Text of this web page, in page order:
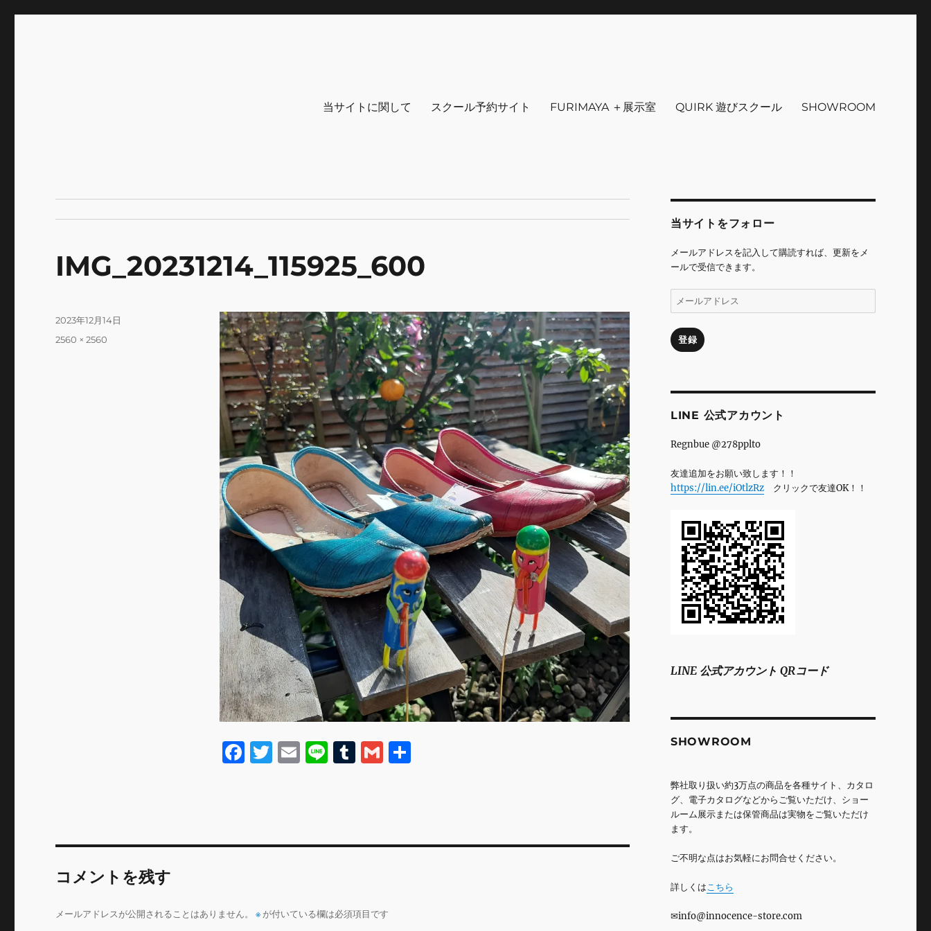
当サイトに関して スクール予約サイト FURIMAYA ＋展示室 QUIRK 遊びスクール SHOWROOM
IMG_20231214_115925_600
F
b
k
T
r
E Li T
r
G 共
投
2023年12月14日
フ
2560 × 2560
コメントを残す
メールアドレスが公開されることはありません。 ※ が付いている欄は必須項目です
当サイトをフォロー
メールアドレスを記入して購読すれば、更新をメ
ールで受信できます。
ー
ア
ド
登録
LINE 公式アカウント
Regnbue @278pplto
友達追加をお願い致します！！
https://lin.ee/iOtlzRzクリックで友達OK！！
LINE 公式アカウント QRコード
SHOWROOM
弊社取り扱い約3万点の商品を各種サイト、カタロ
グ、電子カタログなどからご覧いただけ、ショー
ルーム展示または保管商品は実物をご覧いただけ
ます。
ご不明な点はお気軽にお問合せください。
詳しくはこちら
✉info@innocence-store.com